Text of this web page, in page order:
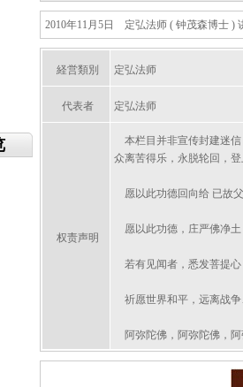
2010年11月5日 定弘法师 ( 钟茂森博士 )
経営類別 定弘法师
代表者 定弘法师
权责声明
本栏目并非宣传封建迷信
众离苦得乐，永脱轮回，
愿以此功德回向给 已故
愿以此功德，庄严佛净
若有见闻者，悉发菩提
祈愿世界和平，远离战争
阿弥陀佛，阿弥陀佛，阿